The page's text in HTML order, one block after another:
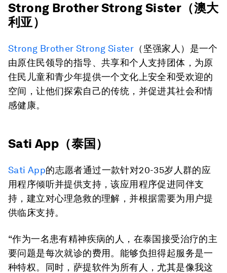
Strong Brother Strong Sister（澳大
利亚）
Strong Brother Strong Sister （坚强家人）是一个
由原住民领导的指导、共享和个人支持团体，为原
住民儿童和青少年提供一个文化上安全和受欢迎的
空间，让他们探索自己的传统，并促进其社会和情
感健康。
Sati App（泰国）
Sati App的志愿者通过一款针对20-35岁人群的应
用程序倾听并提供支持，该应用程序促进同伴支
持，建立对心理急救的理解，并根据需要为用户提
供临床支持。
“作为一名患有精神疾病的人，在泰国接受治疗的主
要问题是每次就诊的费用。能够负担得起服务是一
种特权。同时， 萨提软件为所有人，尤其是像我这